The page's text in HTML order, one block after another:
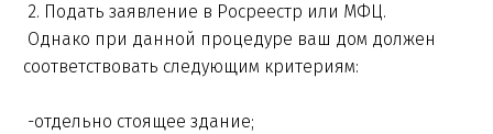
2. Подать заявление в Росреестр или МФЦ.
Однако при данной процедуре ваш дом должен
соответствовать следующим критериям:
-отдельно стоящее здание;